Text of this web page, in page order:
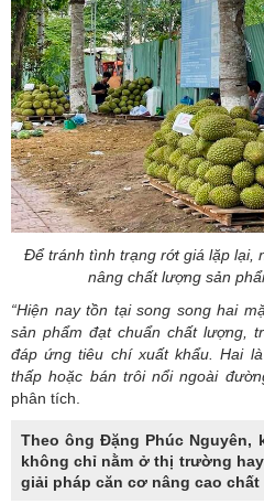
Để tránh tình trạng rớt giá lặp lại,
nâng chất lượng sản
“Hiện nay tồn tại song song hai
sản phẩm đạt chuẩn chất lượng,
đáp ứng tiêu chí xuất khẩu. Hai
thấp hoặc bán trôi nổi ngoài
phân tích.
Theo ông Đặng Phúc Nguyên,
không chỉ nằm ở thị trường
giải pháp căn cơ nâng cao